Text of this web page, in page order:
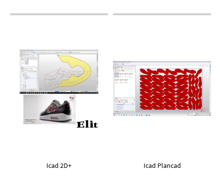
Icad 2D+ Icad Plancad